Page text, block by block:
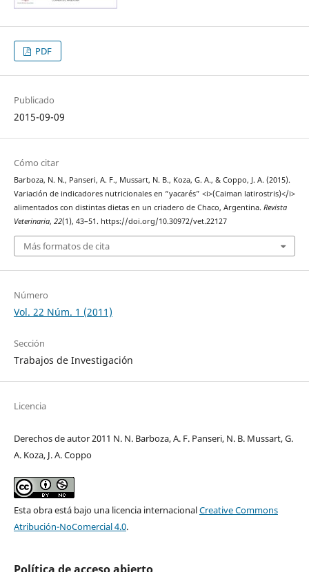
PDF
Publicado
2015-09-09
Cómo citar
Barboza, N. N., Panseri, A. F., Mussart, N. B., Koza, G. A., & Coppo, J. A. (2015).
Variación de indicadores nutricionales en “yacarés” <i>(Caiman latirostris)</i>
alimentados con distintas dietas en un criadero de Chaco, Argentina. Revista
Veterinaria, 22(1), 43–51. https://doi.org/10.30972/vet.22127
Más formatos de cita
Número
Vol. 22 Núm. 1 (2011)
Sección
Trabajos de Investigación
Licencia
Derechos de autor 2011 N. N. Barboza, A. F. Panseri, N. B. Mussart, G.
A. Koza, J. A. Coppo
Esta obra está bajo una licencia internacionalCreative Commons
Atribución-NoComercial 4.0.